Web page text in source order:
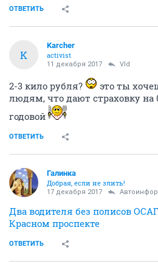
ОТВЕТИТЬ
K
Karcher
activist
11 декабря 2017 Vld
2-3 кило рубля?
это ты
людям, что дают страховку на
годовой
ОТВЕТИТЬ
Галинка
Добрая, если не злить!
17 декабря 2017
Два водителя без полисов
Красном проспекте
ОТВЕТИТЬ